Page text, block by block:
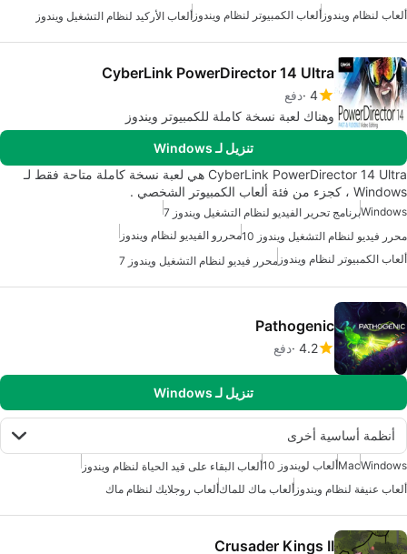
ألعاب لنظام ويندوز ألعاب الكمبيوتر لنظام ويندوز ألعاب الأركيد لنظام التشغيل ويندوز
CyberLink PowerDirector 14 Ultra
4 دفع
وهناك لعبة نسخة كاملة للكمبيوتر ويندوز
تنزيل لـ Windows
CyberLink PowerDirector 14 Ultra هي لعبة نسخة كاملة متاحة فقط لـ
Windows ، كجزء من فئة ألعاب الكمبيوتر الشخصي .
Windowsبرنامج تحرير الفيديو لنظام التشغيل ويندوز 7
محرر فيديو لنظام التشغيل ويندوز 10
محررو الفيديو لنظام ويندوز
ألعاب الكمبيوتر لنظام ويندوز محرر فيديو لنظام التشغيل ويندوز 7
Pathogenic
4.2 دفع
تنزيل لـ Windows
أنظمة أساسية أخرى
Windows
Macألعاب لويندوز 10
ألعاب البقاء على قيد الحياة لنظام ويندوز
ألعاب عنيفة لنظام ويندوز ألعاب ماك للماكألعاب روجلايك لنظام ماك
Crusader Kings II